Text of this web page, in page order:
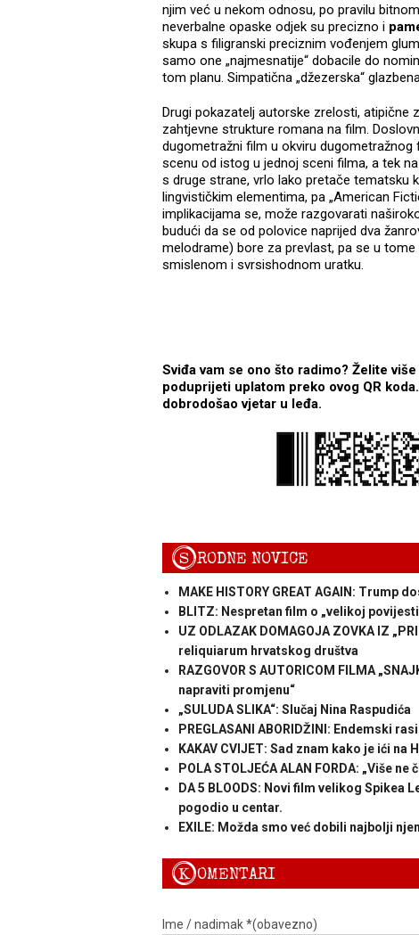
njim već u nekom odnosu, po pravilu
neverbalne opaske odjek su precizno i
skupa s filigranski preciznim vođenjem
samo one „najmesnatije“ dobacile do
tom planu. Simpatična „džezerska“
Drugi pokazatelj autorske zrelosti, atipične
zahtjevne strukture romana na film.
dugometražni film u okviru
scenu od istog u jednoj sceni filma, a tek
s druge strane, vrlo lako pretače tematsku
lingvističkim elementima, pa „American
implikacijama se, može razgovarati
budući da se od polovice naprijed dva
melodrame) bore za prevlast, pa se u
smislenom i svrsishodnom uratku.
Sviđa vam se ono što radimo? Želite
poduprijeti uplatom preko ovog QR
dobrodošao vjetar u leđa.
SRODNE NOVICE
MAKE HISTORY GREAT AGAIN: Trump
BLITZ: Nespretan film o „velikoj
UZ ODLAZAK DOMAGOJA ZOVKA IZ
reliquiarum hrvatskog društva
RAZGOVOR S AUTORICOM FILMA
napraviti promjenu“
„SULUDA SLIKA“: Slučaj Nina Raspudića
PREGLASANI ABORIDŽINI: Endemski
KAKAV CVIJET: Sad znam kako je ići na
POLA STOLJEĆA ALAN FORDA: „Više
DA 5 BLOODS: Novi film velikog
pogodio u centar.
EXILE: Možda smo već dobili najbolji
KOMENTARI
Ime / nadimak *(obavezno)